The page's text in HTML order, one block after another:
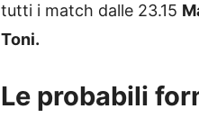
tutti i match dalle 23.15
Toni.
Le probabili